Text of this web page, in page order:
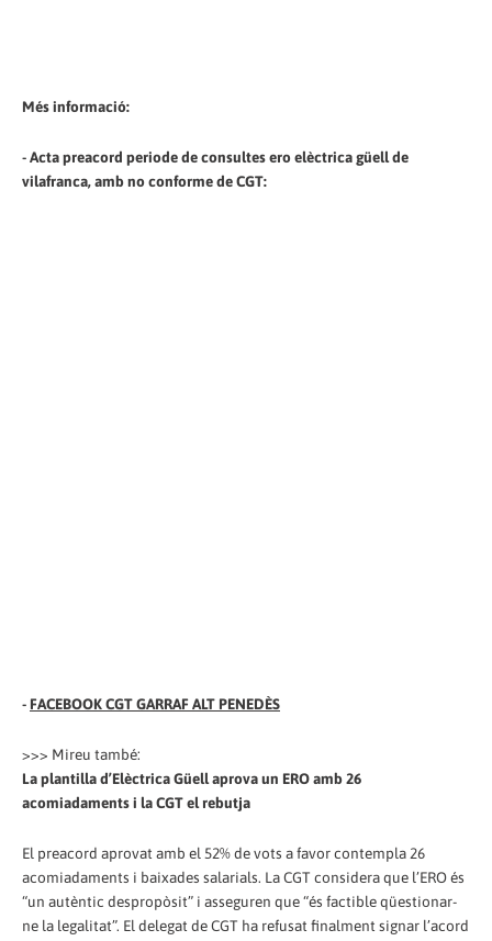
Més informació:
- Acta preacord periode de consultes ero elèctrica güell de
vilafranca, amb no conforme de CGT:
- FACEBOOK CGT GARRAF ALT PENEDÈS
>>> Mireu també:
La plantilla d’Elèctrica Güell aprova un ERO amb 26
acomiadaments i la CGT el rebutja
El preacord aprovat amb el 52% de vots a favor contempla 26
acomiadaments i baixades salarials. La CGT considera que l’ERO és
“un autèntic despropòsit” i asseguren que “és factible qüestionar-
ne la legalitat”. El delegat de CGT ha refusat finalment signar l’acord